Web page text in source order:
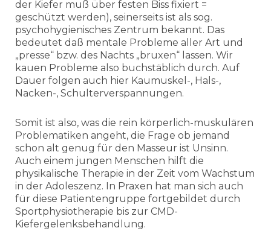
der Kiefer muß über festen Biss fixiert =
geschützt werden), seinerseits ist als sog.
psychohygienisches Zentrum bekannt. Das
bedeutet daß mentale Probleme aller Art und
„presse“ bzw. des Nachts „bruxen“ lassen. Wir
kauen Probleme also buchstäblich durch. Auf
Dauer folgen auch hier Kaumuskel-, Hals-,
Nacken-, Schulterverspannungen.
Somit ist also, was die rein körperlich-muskulären
Problematiken angeht, die Frage ob jemand
schon alt genug für den Masseur ist Unsinn.
Auch einem jungen Menschen hilft die
physikalische Therapie in der Zeit vom Wachstum
in der Adoleszenz. In Praxen hat man sich auch
für diese Patientengruppe fortgebildet durch
Sportphysiotherapie bis zur CMD-
Kiefergelenksbehandlung.